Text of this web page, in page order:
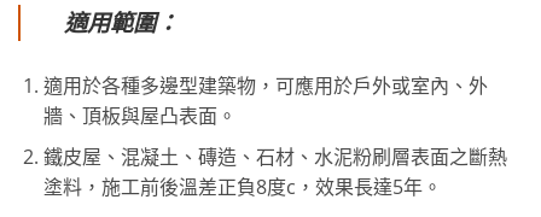
適用範圍：
適用於各種多邊型建築物，可應用於戶外或室內、外
牆、頂板與屋凸表面。
鐵皮屋、混凝土、磚造、石材、水泥粉刷層表面之斷熱
塗料，施工前後溫差正負8度c，效果長達5年。